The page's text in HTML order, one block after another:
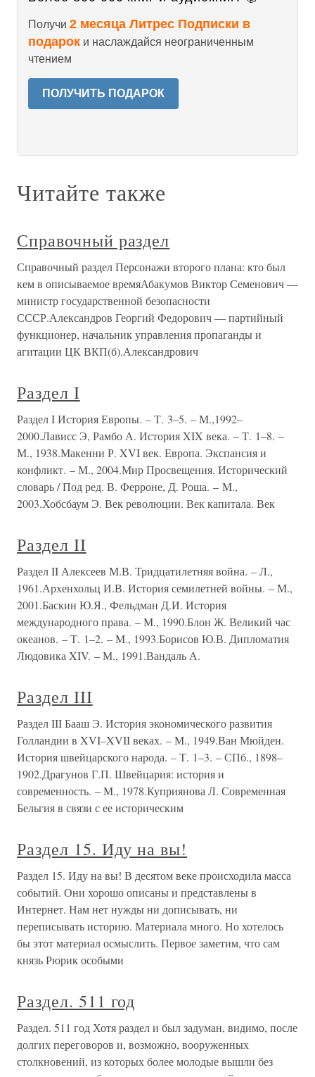
Получи 2 месяца Литрес Подписки в
подарок и наслаждайся неограниченным
чтением
ПОЛУЧИТЬ ПОДАРОК
Читайте также
Справочный раздел
Справочный раздел Персонажи второго плана: кто был
кем в описываемое времяАбакумов Виктор Семенович —
министр государственной безопасности
СССР.Александров Георгий Федорович — партийный
функционер, начальник управления пропаганды и
агитации ЦК ВКП(б).Александрович
Раздел I
Раздел I История Европы. – Т. 3–5. – М.,1992–
2000.Лависс Э, Рамбо А. История XIX века. – Т. 1–8. –
М., 1938.Макенни Р. XVI век. Европа. Экспансия и
конфликт. – М., 2004.Мир Просвещения. Исторический
словарь / Под ред. В. Ферроне, Д. Роша. – М.,
2003.Хобсбаум Э. Век революции. Век капитала. Век
Раздел II
Раздел II Алексеев М.В. Тридцатилетняя война. – Л.,
1961.Архенхольц И.В. История семилетней войны. – М.,
2001.Баскин Ю.Я., Фельдман Д.И. История
международного права. – М., 1990.Блон Ж. Великий час
океанов. – Т. 1–2. – М., 1993.Борисов Ю.В. Дипломатия
Людовика XIV. – М., 1991.Вандаль А.
Раздел III
Раздел III Бааш Э. История экономического развития
Голландии в XVI–XVII веках. – М., 1949.Ван Мюйден.
История швейцарского народа. – Т. 1–3. – СПб., 1898–
1902.Драгунов Г.П. Швейцария: история и
современность. – М., 1978.Куприянова Л. Современная
Бельгия в связи с ее историческим
Раздел 15. Иду на вы!
Раздел 15. Иду на вы! В десятом веке происходила масса
событий. Они хорошо описаны и представлены в
Интернет. Нам нет нужды ни дописывать, ни
переписывать историю. Мате­риала много. Но хотелось
бы этот материал осмыслить. Первое заметим, что сам
князь Рюрик особыми
Раздел. 511 год
Раздел. 511 год Хотя раздел и был задуман, видимо, после
долгих переговоров и, возможно, вооруженных
столкновений, из которых более молодые вышли без